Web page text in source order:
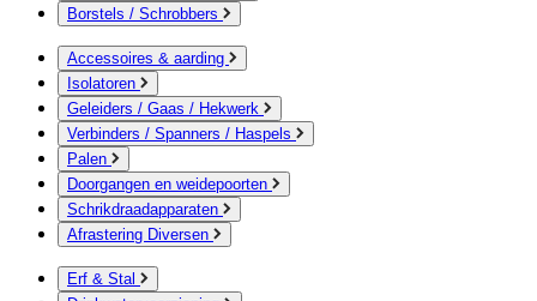
Borstels / Schrobbers
Accessoires & aarding
Isolatoren
Geleiders / Gaas / Hekwerk
Verbinders / Spanners / Haspels
Palen
Doorgangen en weidepoorten
Schrikdraadapparaten
Afrastering Diversen
Erf & Stal